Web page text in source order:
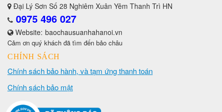
Đại Lý Sơn Số 28 Nghiêm Xuân Yêm Thanh Trì HN
0975 496 027
Website: baochausuanhahanoi.vn
Cảm ơn quý khách đã tìm đến bảo châu
CHÍNH SÁCH
Chính sách bảo hành, và tạm ứng thanh toán
Chính sách bảo mật